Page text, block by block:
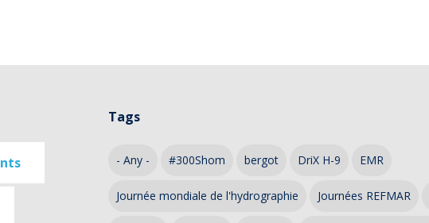
Tags
- Any - #300Shom bergot DriX H-9 EMR
Journée mondiale de l'hydrographie Journées REFMAR